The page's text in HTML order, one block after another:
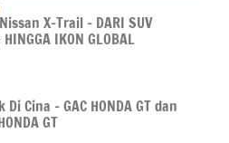
X-Trail – DARI SUV
HINGGA IKON GLOBAL
Cina – GAC HONDA GT dan
GT